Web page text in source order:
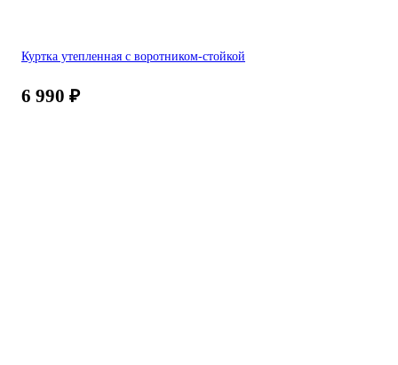
Куртка утепленная с воротником-стойкой
6 990 ₽